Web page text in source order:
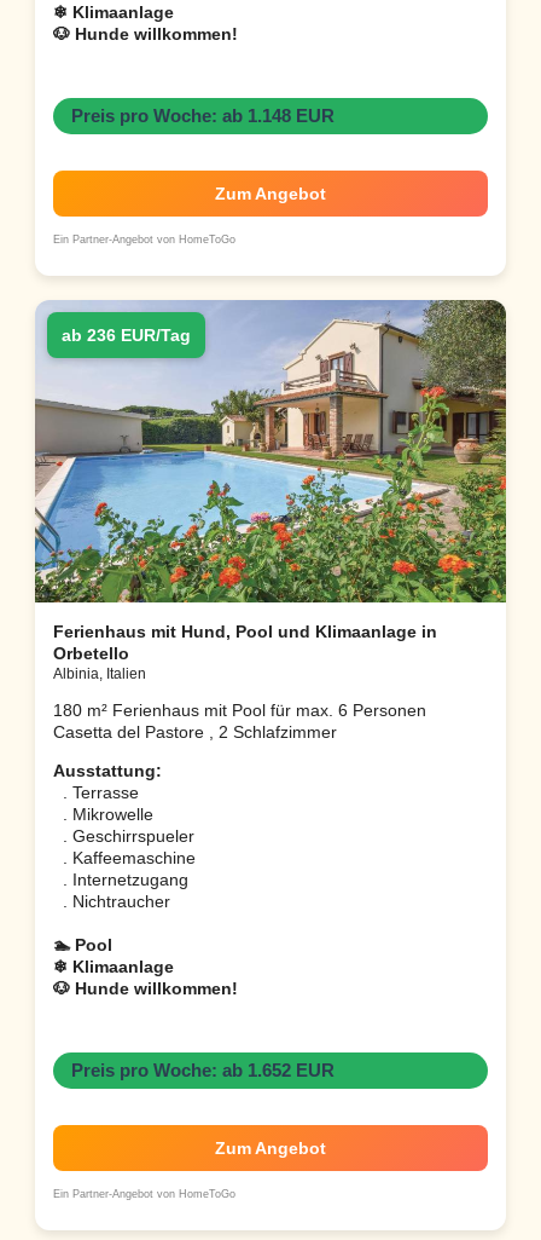
❄ Klimaanlage
🐶 Hunde willkommen!
Preis pro Woche: ab 1.148 EUR
Zum Angebot
Ein Partner-Angebot von HomeToGo
ab 236 EUR/Tag
Ferienhaus mit Hund, Pool und Klimaanlage in
Orbetello
Albinia, Italien
180 m² Ferienhaus mit Pool für max. 6 Personen
Casetta del Pastore , 2 Schlafzimmer
Ausstattung:
. Terrasse
. Mikrowelle
. Geschirrspueler
. Kaffeemaschine
. Internetzugang
. Nichtraucher
🏊 Pool
❄ Klimaanlage
🐶 Hunde willkommen!
Preis pro Woche: ab 1.652 EUR
Zum Angebot
Ein Partner-Angebot von HomeToGo